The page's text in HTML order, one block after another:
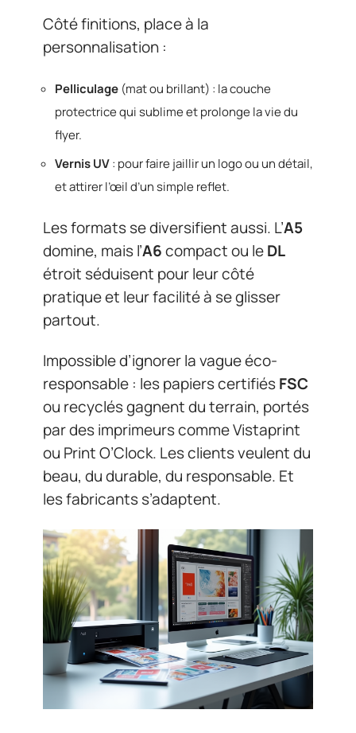
Côté finitions, place à la
personnalisation :
Pelliculage (mat ou brillant) : la couche
protectrice qui sublime et prolonge la vie du
flyer.
Vernis UV: pour faire jaillir un logo ou un détail,
et attirer l’œil d’un simple reflet.
Les formats se diversifient aussi. L’A5
domine, mais l’A6compact ou leDL
étroit séduisent pour leur côté
pratique et leur facilité à se glisser
partout.
Impossible d’ignorer la vague éco-
responsable : les papiers certifiésFSC
ou recyclés gagnent du terrain, portés
par des imprimeurs comme Vistaprint
ou Print O’Clock. Les clients veulent du
beau, du durable, du responsable. Et
les fabricants s’adaptent.